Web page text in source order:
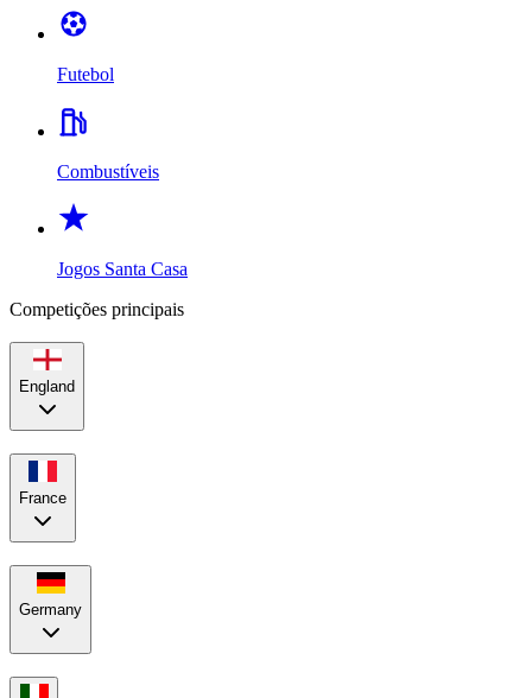
Futebol
Combustíveis
Jogos Santa Casa
Competições principais
England
France
Germany